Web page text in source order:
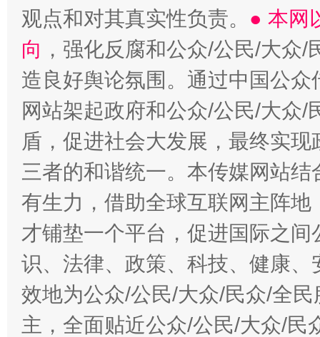
观点和对其真实性负责。 ● 本网
向 ，强化反腐和公众/公民/大众
造良好舆论氛围。通过中国公
网站架起政府和公众/公民/大众
盾，促进社会大发展，最终实
三者的和谐统一。本传媒网站
有生力，借助全球互联网主阵
才铺垫一个平台，促进国际之
识、法律、政策、科技、健康
效地为公众/公民/大众/民众/全
主，全面贴近公众/公民/大众/民